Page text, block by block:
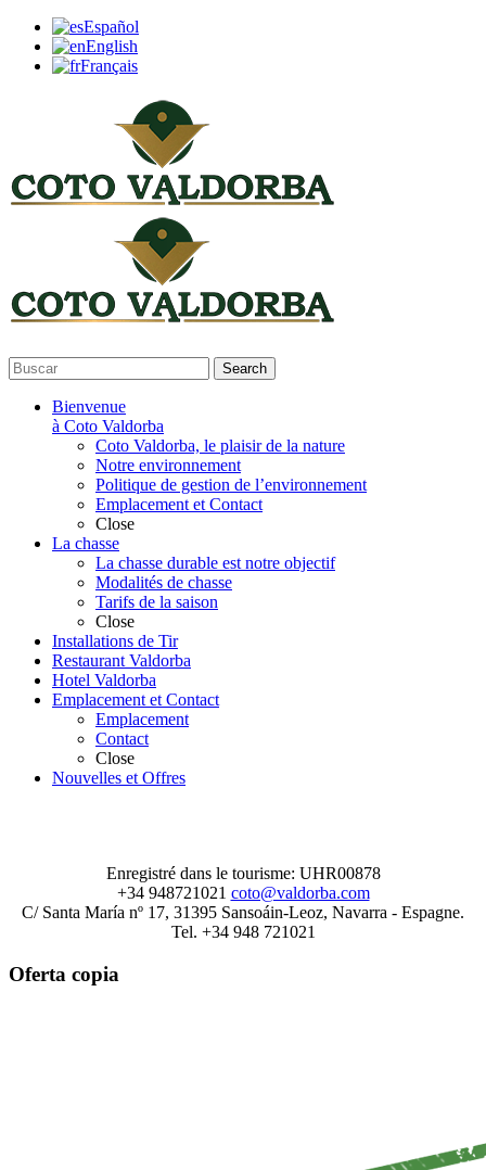
Español
English
Français
Search
Bienvenue
à Coto Valdorba
Coto Valdorba, le plaisir de la nature
Notre environnement
Politique de gestion de l’environnement
Emplacement et Contact
Close
La chasse
La chasse durable est notre objectif
Modalités de chasse
Tarifs de la saison
Close
Installations de Tir
Restaurant Valdorba
Hotel Valdorba
Emplacement et Contact
Emplacement
Contact
Close
Nouvelles et Offres
Enregistré dans le tourisme: UHR00878
+34 948721021 coto@valdorba.com
C/ Santa María nº 17, 31395 Sansoáin-Leoz, Navarra - Espagne.
Tel. +34 948 721021
Oferta copia